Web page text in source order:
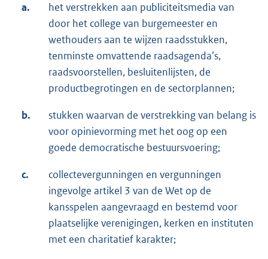
a.
het verstrekken aan publiciteitsmedia van
door het college van burgemeester en
wethouders aan te wijzen raadsstukken,
tenminste omvattende raadsagenda’s,
raadsvoorstellen, besluitenlijsten, de
productbegrotingen en de sectorplannen;
b.
stukken waarvan de verstrekking van belang is
voor opinievorming met het oog op een
goede democratische bestuursvoering;
c.
collectevergunningen en vergunningen
ingevolge artikel 3 van de Wet op de
kansspelen aangevraagd en bestemd voor
plaatselijke verenigingen, kerken en instituten
met een charitatief karakter;